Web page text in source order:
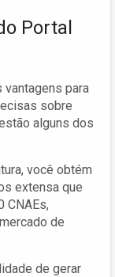
Portal
vantagens para
sobre
alguns dos
você obtém
extensa que
CNAEs,
de
de gerar